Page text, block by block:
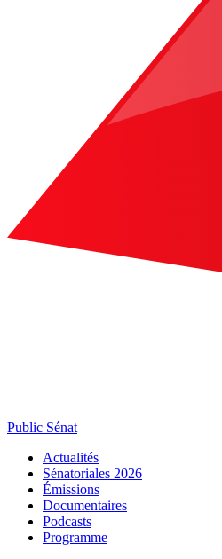
Public Sénat
Actualités
Sénatoriales 2026
Émissions
Documentaires
Podcasts
Programme